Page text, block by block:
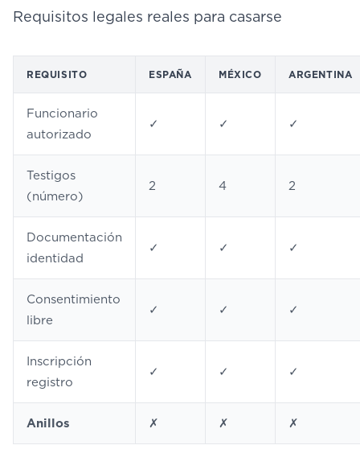
Requisitos legales reales para casarse
REQUISITO ESPAÑA MÉXICO ARGENTINA
Funcionario
autorizado
✓ ✓ ✓
Testigos
(número)
2 4 2
Documentación
identidad
✓ ✓ ✓
Consentimiento
libre
✓ ✓ ✓
Inscripción
registro
✓ ✓ ✓
Anillos ✗ ✗ ✗